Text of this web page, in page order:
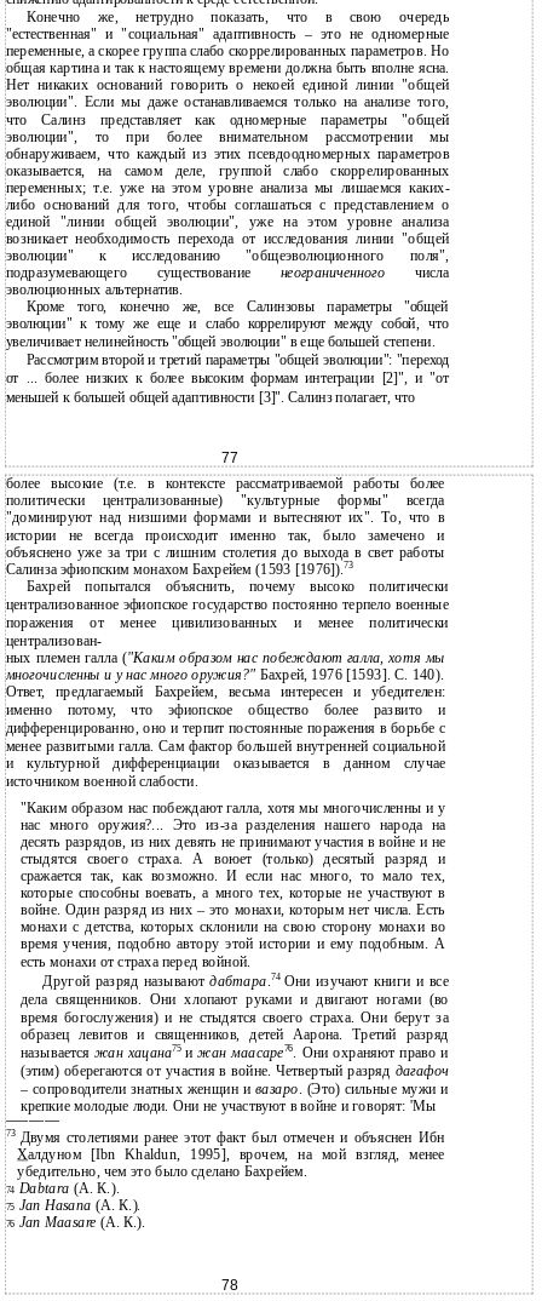
Конечно же, нетрудно показать, что в свою очередь
"естественная" и "социальная" адаптивность – это не одномерные
переменные, а скорее группа слабо скоррелированных параметров. Но
общая картина и так к настоящему времени должна быть вполне ясна.
Нет никаких оснований говорить о некоей единой линии "общей
эволюции". Если мы даже останавливаемся только на анализе того,
что Салинз представляет как одномерные параметры "общей
эволюции", то при более внимательном рассмотрении мы
обнаруживаем, что каждый из этих псевдоодномерных параметров
оказывается, на самом деле, группой слабо скоррелированных
переменных; т.е. уже на этом уровне анализа мы лишаемся каких-
либо оснований для того, чтобы соглашаться с представлением о
единой "линии общей эволюции", уже на этом уровне анализа
возникает необходимость перехода от исследования линии "общей
эволюции" к исследованию "общеэволюционного поля",
подразумевающего существование неограниченного числа
эволюционных альтернатив.
Кроме того, конечно же, все Салинзовы параметры "общей
эволюции" к тому же еще и слабо коррелируют между собой, что
увеличивает нелинейность "общей эволюции" в еще большей степени.
Рассмотрим второй и третий параметры "общей эволюции": "переход
от ... более низких к более высоким формам интеграции [2]", и "от
меньшей к большей общей адаптивности [3]". Салинз полагает, что
77
более высокие (т.е. в контексте рассматриваемой работы более
политически централизованные) "культурные формы" всегда
"доминируют над низшими формами и вытесняют их". То, что в
истории не всегда происходит именно так, было замечено и
объяснено уже за три с лишним столетия до выхода в свет работы
Салинза эфиопским монахом Бахрейем (1593 [1976]). 73
Бахрей попытался объяснить, почему высоко политически
централизованное эфиопское государство постоянно терпело военные
поражения от менее цивилизованных и менее политически
централизован-
ных племен галла ("Каким образом нас побеждают галла, хотя мы
многочисленны и у нас много оружия?" Бахрей, 1976 [1593]. С. 140).
Ответ, предлагаемый Бахрейем, весьма интересен и убедителен:
именно потому, что эфиопское общество более развито и
дифференцированно, оно и терпит постоянные поражения в борьбе с
менее развитыми галла. Сам фактор большей внутренней социальной
и культурной дифференциации оказывается в данном случае
источником военной слабости.
"Каким образом нас побеждают галла, хотя мы многочисленны и у
нас много оружия?... Это из-за разделения нашего народа на
десять разрядов, из них девять не принимают участия в войне и не
стыдятся своего страха. А воюет (только) десятый разряд и
сражается так, как возможно. И если нас много, то мало тех,
которые способны воевать, а много тех, которые не участвуют в
войне. Один разряд из них – это монахи, которым нет числа. Есть
монахи с детства, которых склонили на свою сторону монахи во
время учения, подобно автору этой истории и ему подобным. А
есть монахи от страха перед войной.
Другой разряд называютдабтара.74 Они изучают книги и все
дела священников. Они хлопают руками и двигают ногами (во
время богослужения) и не стыдятся своего страха. Они берут за
образец левитов и священников, детей Аарона. Третий разряд
называется жан хацана75 ижан маасаре76. Они охраняют право и
(этим) оберегаются от участия в войне. Четвертый разряд дагафоч
– сопроводители знатных женщин ивазаро . (Это) сильные мужи и
крепкие молодые люди. Они не участвуют в войне и говорят: 'Мы
———————
73 Двумя столетиями ранее этот факт был отмечен и объяснен Ибн
Халдуном [Ibn Khaldun, 1995], врочем, на мой взгляд, менее
убедительно, чем это было сделано Бахрейем.
74 Dabtara (А. К.).
75 Jan Hasana (А. К.).
76 Jan Maasare (А. К.).
78